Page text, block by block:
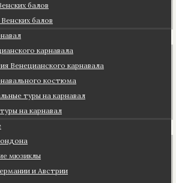
балов
балов
карнавала
Венецианского карнавала
костюма
туры на карнавал
на карнавал
мюзиклы
и Австрии